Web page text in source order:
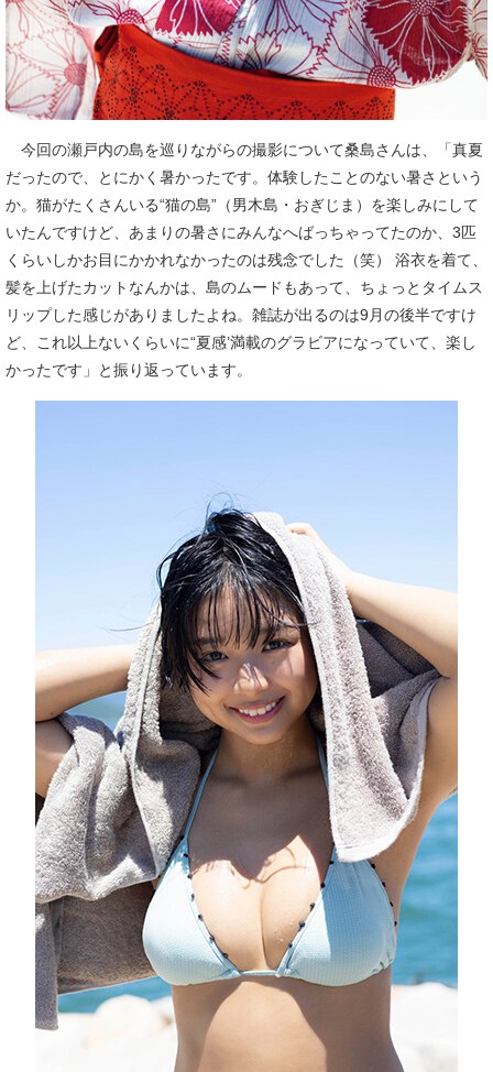
今回の瀬戸内の島を巡りながらの撮影について桑島さんは、「真夏
だったので、とにかく暑かったです。体験したことのない暑さという
か。猫がたくさんいる“猫の島”（男木島・おぎじま）を楽しみにして
いたんですけど、あまりの暑さにみんなへばっちゃってたのか、3匹
くらいしかお目にかかれなかったのは残念でした（笑） 浴衣を着て、
髪を上げたカットなんかは、島のムードもあって、ちょっとタイムス
リップした感じがありましたよね。雑誌が出るのは9月の後半ですけ
ど、これ以上ないくらいに“夏感’満載のグラビアになっていて、楽し
かったです」と振り返っています。